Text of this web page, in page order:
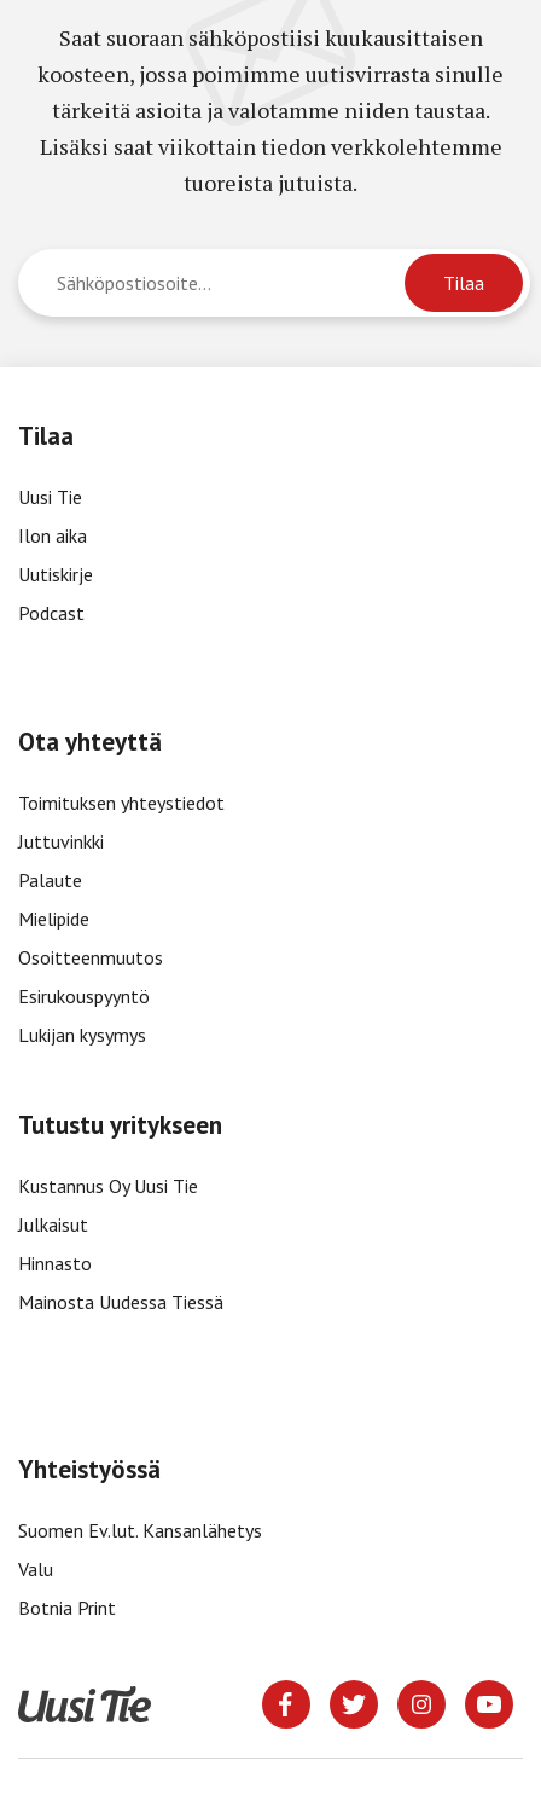
Saat suoraan sähköpostiisi kuukausittaisen
koosteen, jossa poimimme uutisvirrasta sinulle
tärkeitä asioita ja valotamme niiden taustaa.
Lisäksi saat viikottain tiedon verkkolehtemme
tuoreista jutuista.
Tilaa
Uusi Tie
Ilon aika
Uutiskirje
Podcast
Ota yhteyttä
Toimituksen yhteystiedot
Juttuvinkki
Palaute
Mielipide
Osoitteenmuutos
Esirukouspyyntö
Lukijan kysymys
Tutustu yritykseen
Kustannus Oy Uusi Tie
Julkaisut
Hinnasto
Mainosta Uudessa Tiessä
Yhteistyössä
Suomen Ev.lut. Kansanlähetys
Valu
Botnia Print